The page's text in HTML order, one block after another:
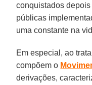
conquistados
públicas
uma constante na
Em especial, ao
compõem o
derivações,